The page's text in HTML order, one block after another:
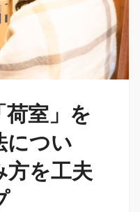
室」を
につい
方を工夫